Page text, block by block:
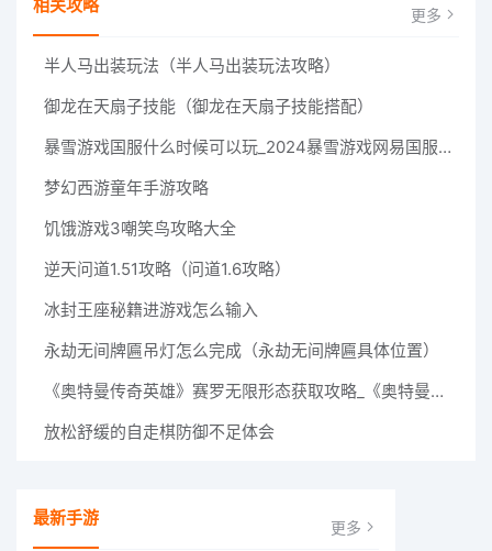
相关攻略 更多
半人马出装玩法（半人马出装玩法攻略）
御龙在天扇子技能（御龙在天扇子技能搭配）
暴雪游戏国服什么时候可以玩_2024暴雪游戏网易国服回归时间
梦幻西游童年手游攻略
饥饿游戏3嘲笑鸟攻略大全
逆天问道1.51攻略（问道1.6攻略）
冰封王座秘籍进游戏怎么输入
永劫无间牌匾吊灯怎么完成（永劫无间牌匾具体位置）
《奥特曼传奇英雄》赛罗无限形态获取攻略_《奥特曼传奇英雄》赛罗无限形态获取方法
放松舒缓的自走棋防御不足体会
最新手游 更多